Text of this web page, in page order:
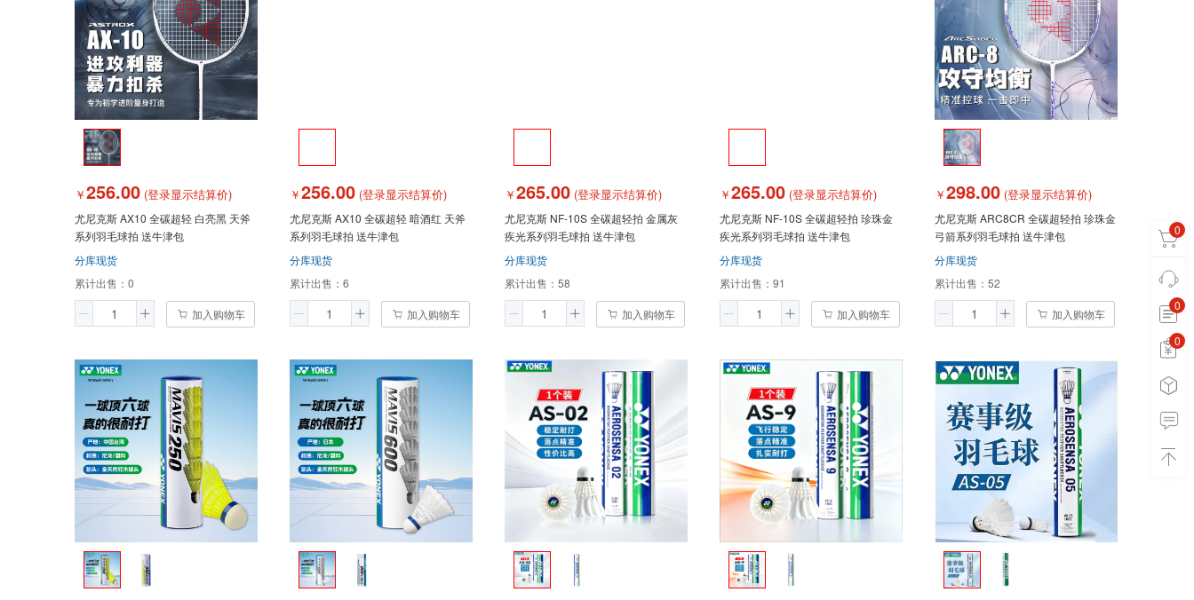
0
0
0 0
￥256.00 (登录显示结算价)
尤尼克斯 AX10 全碳超轻 白亮黑 天斧
系列羽毛球拍 送牛津包
分库现货
累计出售： 0
加入购物车
￥256.00 (登录显示结算价)
尤尼克斯 AX10 全碳超轻 暗酒红 天斧
系列羽毛球拍 送牛津包
分库现货
累计出售： 6
加入购物车
￥265.00 (登录显示结算价)
尤尼克斯 NF-10S 全碳超轻拍 金属灰
疾光系列羽毛球拍 送牛津包
分库现货
累计出售： 58
加入购物车
￥265.00 (登录显示结算价)
尤尼克斯 NF-10S 全碳超轻拍 珍珠金
疾光系列羽毛球拍 送牛津包
分库现货
累计出售： 91
加入购物车
￥298.00 (登录显示结算价)
尤尼克斯 ARC8CR 全碳超轻拍 珍珠金
弓箭系列羽毛球拍 送牛津包
分库现货
累计出售： 52
加入购物车